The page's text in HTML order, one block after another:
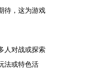
待，这为游戏
人对战或探索
法或特色活